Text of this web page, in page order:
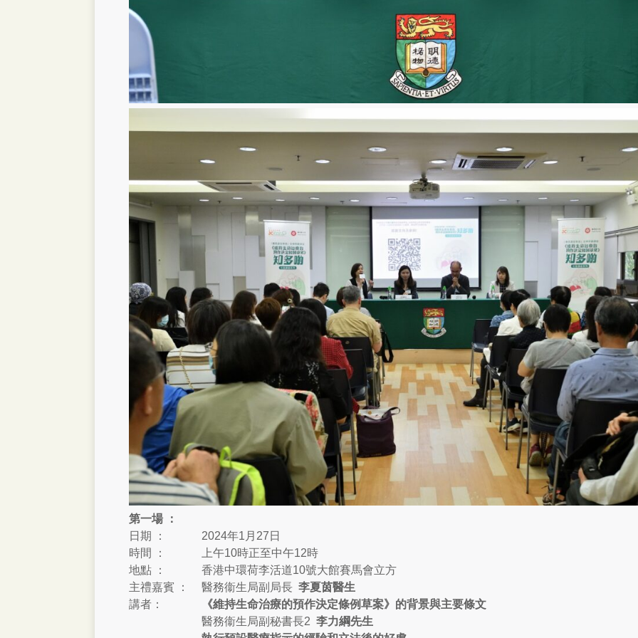
第一場
：
日期 ：
2024年1月27日
時間 ：
上午10時正至中午12時
地點 ：
香港中環荷李活道10號大館賽馬會立方
主禮嘉賓 ：
醫務衞生局副局長 李夏茵醫生
講者：
《維持生命治療的預作決定條例草案》的背景與主要條文
醫務衞生局副秘書長2 李力綱先生